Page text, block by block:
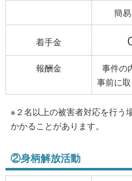
簡
着手金
報酬金
事件の
事前に取
※２名以上の被害者対応を行う
かかることがあります。
②身柄解放活動